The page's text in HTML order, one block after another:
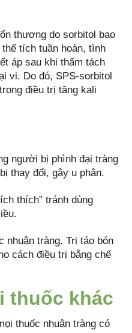
thương do sorbitol bao
tích tuần hoàn, tình
áp sau khi thẩm tách
vi. Do đó, SPS-sorbitol
điều trị tăng kali
người bị phình đại tràng
thay đổi, gây u phân.
thích” tránh dùng
nhuận tràng. Trị táo bón
cách điều trị bằng chế
thuốc khác
thuốc nhuận tràng có